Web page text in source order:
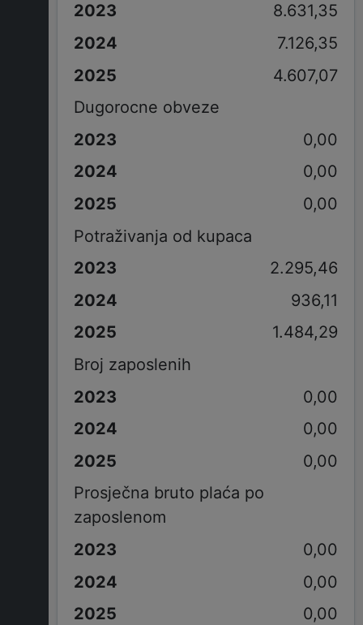
8.631,35
7.126,35
4.607,07
Dugorocne obveze
0,00
0,00
0,00
Potraživanja od kupaca
2.295,46
936,11
1.484,29
Broj zaposlenih
0,00
0,00
0,00
Prosječna bruto plaća po
zaposlenom
0,00
0,00
0,00